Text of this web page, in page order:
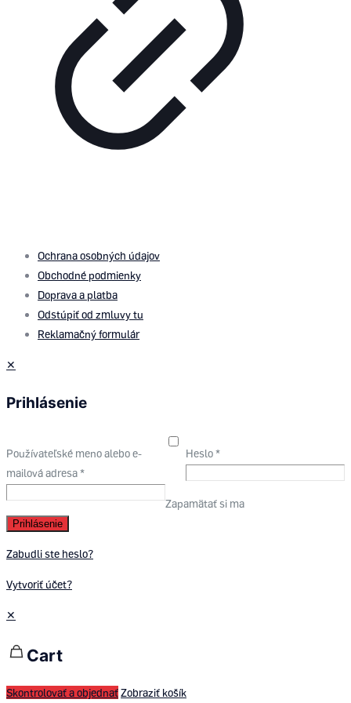
Ochrana osobných údajov
Obchodné podmienky
Doprava a platba
Odstúpiť od zmluvy tu
Reklamačný formulár
✕
Prihlásenie
Používateľské meno alebo e-
mailová adresa*
Heslo*
Zapamätať si ma
Prihlásenie
Zabudli ste heslo?
Vytvoriť účet?
✕
Cart
Skontrolovať a objednaťZobraziť košík